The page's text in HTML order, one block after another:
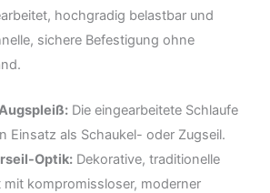
hochgradig belastbar und
sichere Befestigung ohne
Die eingearbeitete Schlaufe
Einsatz als Schaukel- oder Zugseil.
Optik: Dekorative, traditionelle
kompromissloser, moderner